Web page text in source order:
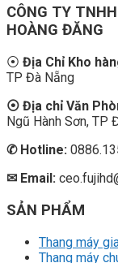
CÔNG TY
HOÀNG ĐĂNG
⦿ Địa Chỉ Kho
TP Đà Nẵng
⦿ Địa chỉ Văn
Ngũ Hành Sơn, TP
✆Hotline:
✉ Email:
SẢN PHẨM
Thang máy
Thang máy